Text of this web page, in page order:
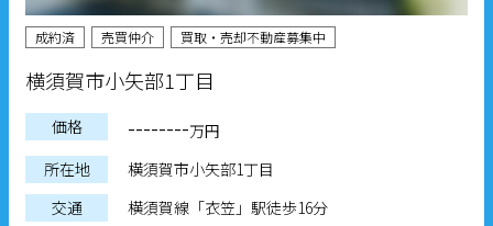
成約済 売買仲介 買取・売却不動産募集中
横須賀市小矢部1丁目
価格 --------万円
所在地
横須賀市小矢部1丁目
交通
横須賀線「衣笠」駅徒歩16分